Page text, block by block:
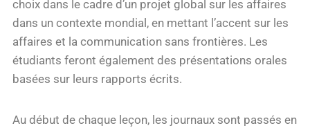
choix dans le cadre d’un projet global sur les affaires
dans un contexte mondial, en mettant l’accent sur les
affaires et la communication sans frontières. Les
étudiants feront également des présentations orales
basées sur leurs rapports écrits.
Au début de chaque leçon, les journaux sont passés en